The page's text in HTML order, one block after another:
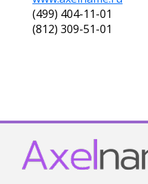
(499) 404-11-01
(812) 309-51-01